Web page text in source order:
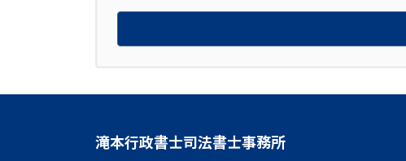
滝本行政書士司法書士事務所